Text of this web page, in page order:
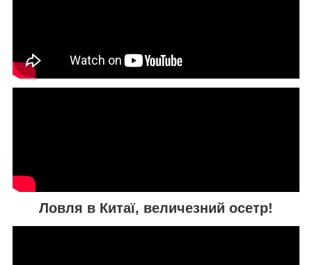
Ловля в Китаї, величезний осетр!